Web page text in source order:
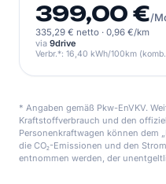
399,00 €/
335,29 € netto · 0,96 €/km
via 9drive
Verbr.*: 16,40 kWh/100km
* Angaben gemäß Pkw-EnVKV.
Kraftstoffverbrauch und den
Personenkraftwagen können dem
die CO₂-Emissionen und den
entnommen werden, der